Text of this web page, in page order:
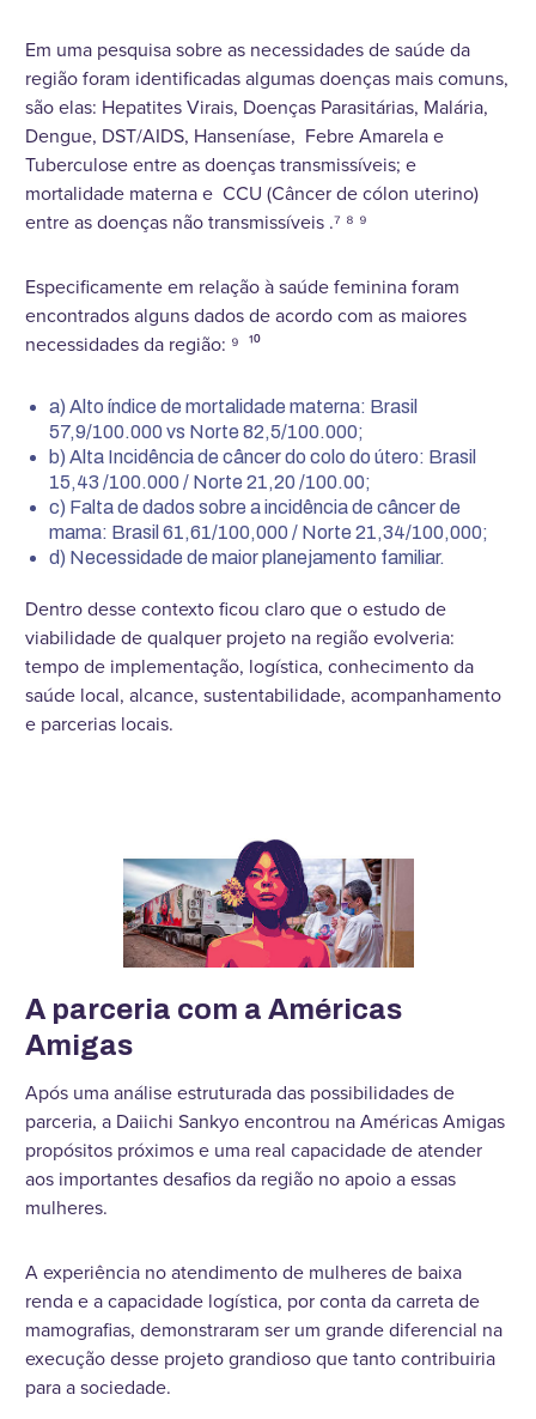
Em uma pesquisa sobre as necessidades de saúde da
região foram identificadas algumas doenças mais comuns,
são elas: Hepatites Virais, Doenças Parasitárias, Malária,
Dengue, DST/AIDS, Hanseníase, Febre Amarela e
Tuberculose entre as doenças transmissíveis; e
mortalidade materna e CCU (Câncer de cólon uterino)
entre as doenças não transmissíveis .⁷ ⁸ ⁹
Especificamente em relação à saúde feminina foram
encontrados alguns dados de acordo com as maiores
necessidades da região: ⁹ ¹⁰
a) Alto índice de mortalidade materna: Brasil
57,9/100.000 vs Norte 82,5/100.000;
b) Alta Incidência de câncer do colo do útero: Brasil
15,43 /100.000 / Norte 21,20 /100.00;
c) Falta de dados sobre a incidência de câncer de
mama: Brasil 61,61/100,000 / Norte 21,34/100,000;
d) Necessidade de maior planejamento familiar.
Dentro desse contexto ficou claro que o estudo de
viabilidade de qualquer projeto na região evolveria:
tempo de implementação, logística, conhecimento da
saúde local, alcance, sustentabilidade, acompanhamento
e parcerias locais.
A parceria com a Américas
Amigas
Após uma análise estruturada das possibilidades de
parceria, a Daiichi Sankyo encontrou na Américas Amigas
propósitos próximos e uma real capacidade de atender
aos importantes desafios da região no apoio a essas
mulheres.
A experiência no atendimento de mulheres de baixa
renda e a capacidade logística, por conta da carreta de
mamografias, demonstraram ser um grande diferencial na
execução desse projeto grandioso que tanto contribuiria
para a sociedade.